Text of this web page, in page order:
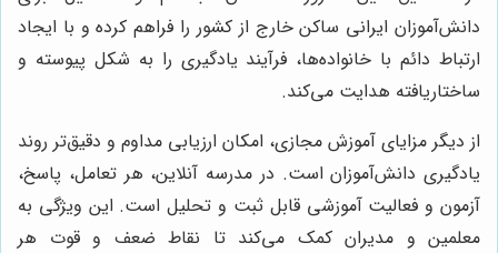
دانش‌آموزان ایرانی ساکن خارج از کشور را فراهم کرده و با ایجاد
ارتباط دائم با خانواده‌ها، فرآیند یادگیری را به شکل پیوسته و
ساختاریافته هدایت می‌کند.
از دیگر مزایای آموزش مجازی، امکان ارزیابی مداوم و دقیق‌تر روند
یادگیری دانش‌آموزان است. در مدرسه آنلاین، هر تعامل، پاسخ،
آزمون و فعالیت آموزشی قابل ثبت و تحلیل است. این ویژگی به
معلمین و مدیران کمک می‌کند تا نقاط ضعف و قوت هر